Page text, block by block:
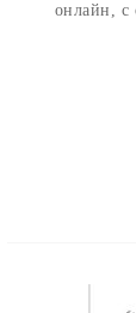
онлайн, с